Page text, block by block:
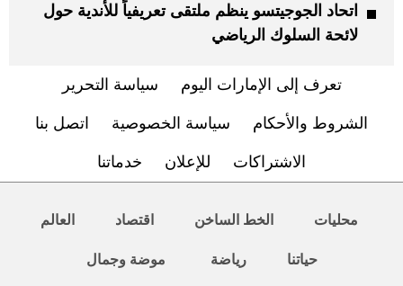
اتحاد الجوجيتسو ينظم ملتقى تعريفياً للأندية حول
لائحة السلوك الرياضي
تعرف إلى الإمارات اليوم سياسة التحرير
الشروط والأحكام سياسة الخصوصية اتصل بنا
الاشتراكات للإعلان خدماتنا
محليات الخط الساخن اقتصاد العالم
حياتنا رياضة موضة وجمال